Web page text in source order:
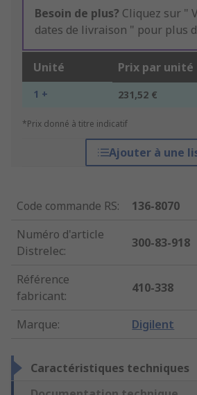
Besoin de plus? Cliquez sur "
dates de livraison " pour plus
Unité Prix par unité
1 + 231,52 €
*Prix donné à titre indicatif
Ajouter à une
Code commande RS:
136-8070
Numéro d'article
Distrelec:
300-83-918
Référence
fabricant:
410-338
Marque: Digilent
Caractéristiques techniques